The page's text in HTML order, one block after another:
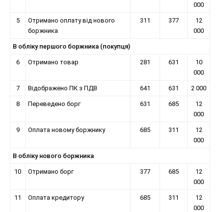
000
5
Отримано оплату від нового
боржника
311 377
12
000
В обліку першого боржника (покупця)
6 Отримано товар 281 631
10
000
7 Відображено ПК з ПДВ 641 631 2 000
8 Переведено борг 631 685
12
000
9 Оплата новому боржнику 685 311
12
000
В обліку нового боржника
10 Отримано борг 377 685
12
000
11 Оплата кредитору 685 311
12
000